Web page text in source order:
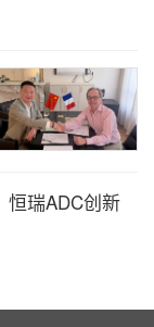
使用二代
业，致力于
港联交所主
恒瑞ADC创新